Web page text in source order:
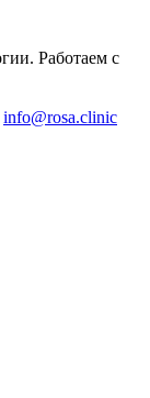
Работаем с
info@rosa.clinic